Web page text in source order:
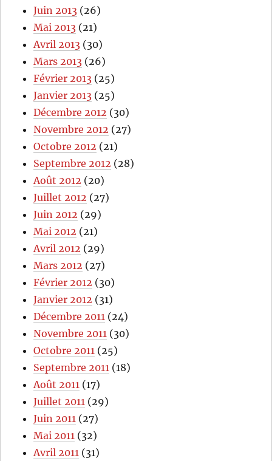
Juin 2013 (26)
Mai 2013 (21)
Avril 2013 (30)
Mars 2013 (26)
Février 2013 (25)
Janvier 2013 (25)
Décembre 2012 (30)
Novembre 2012 (27)
Octobre 2012 (21)
Septembre 2012 (28)
Août 2012 (20)
Juillet 2012 (27)
Juin 2012 (29)
Mai 2012 (21)
Avril 2012 (29)
Mars 2012 (27)
Février 2012 (30)
Janvier 2012 (31)
Décembre 2011 (24)
Novembre 2011 (30)
Octobre 2011 (25)
Septembre 2011 (18)
Août 2011 (17)
Juillet 2011 (29)
Juin 2011 (27)
Mai 2011 (32)
Avril 2011 (31)